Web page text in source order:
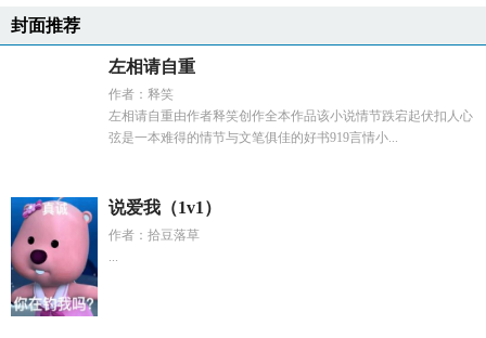
封面推荐
左相请自重
作者：释笑
左相请自重由作者释笑创作全本作品该小说情节跌宕起伏扣人心
弦是一本难得的情节与文笔俱佳的好书919言情小...
说爱我（1v1）
作者：拾豆落草
...